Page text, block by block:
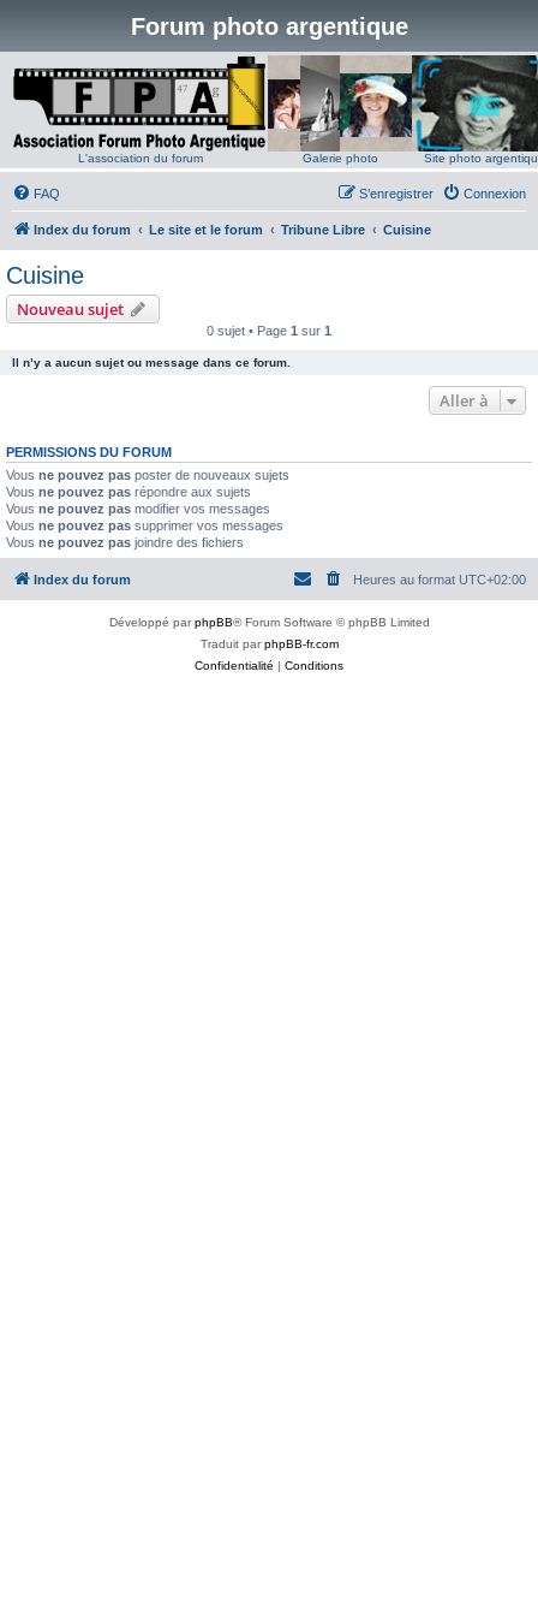
Forum photo argentique
L'association du forum Galerie photo Site photo
FAQ Connexion
S’enregistrer
Index du forum Le site et le forum Tribune Libre Cuisine
Cuisine
Nouveau sujet
0 sujet • Page 1 sur 1
Il n’y a aucun sujet ou message dans ce forum.
Aller à
PERMISSIONS DU FORUM
Vous ne pouvez pas poster de nouveaux sujets
Vous ne pouvez pas répondre aux sujets
Vous ne pouvez pas modifier vos messages
Vous ne pouvez pas supprimer vos messages
Vous ne pouvez pas joindre des fichiers
Index du forum Heures au format UTC+02:00
Développé parphpBB® Forum Software © phpBB Limited
Traduit parphpBB-fr.com
Confidentialité | Conditions